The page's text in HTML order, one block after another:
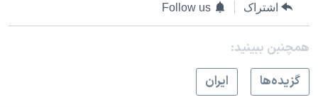
اشتراک Follow us
همچنبن ببینید:
گزيده‌ها
ايران